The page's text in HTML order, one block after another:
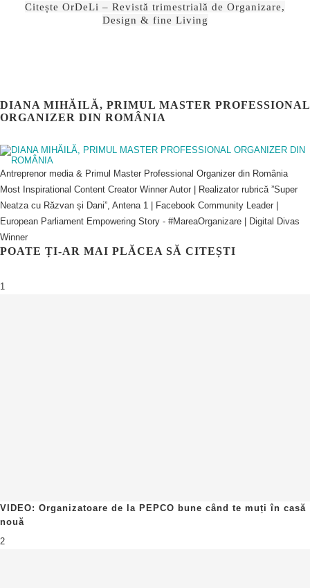
Citește OrDeLi – Revistă trimestrială de Organizare,
Design & fine Living
DIANA MIHĂILĂ, PRIMUL MASTER PROFESSIONAL
ORGANIZER DIN ROMÂNIA
Antreprenor media & Primul Master Professional Organizer din România
Most Inspirational Content Creator Winner Autor | Realizator rubrică ”Super
Neatza cu Răzvan și Dani”, Antena 1 | Facebook Community Leader |
European Parliament Empowering Story - #MareaOrganizare | Digital Divas
Winner
POATE ȚI-AR MAI PLĂCEA SĂ CITEȘTI
1
VIDEO: Organizatoare de la PEPCO bune când te muți în casă
nouă
2